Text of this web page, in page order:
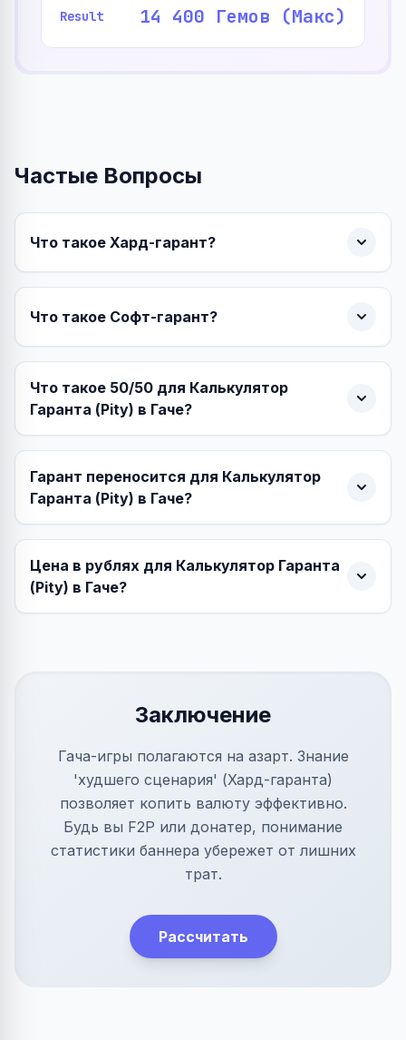
Result 14 400 Гемов (Макс)
Частые Вопросы
Что такое Хард-гарант?
Что такое Софт-гарант?
Что такое 50/50 для Калькулятор
Гаранта (Pity) в Гаче?
Гарант переносится для Калькулятор
Гаранта (Pity) в Гаче?
Цена в рублях для Калькулятор Гаранта
(Pity) в Гаче?
Заключение
Гача-игры полагаются на азарт. Знание
'худшего сценария' (Хард-гаранта)
позволяет копить валюту эффективно.
Будь вы F2P или донатер, понимание
статистики баннера убережет от лишних
трат.
Рассчитать